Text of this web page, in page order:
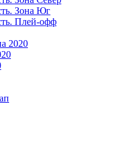
Зона Юг
Плей-офф
2020